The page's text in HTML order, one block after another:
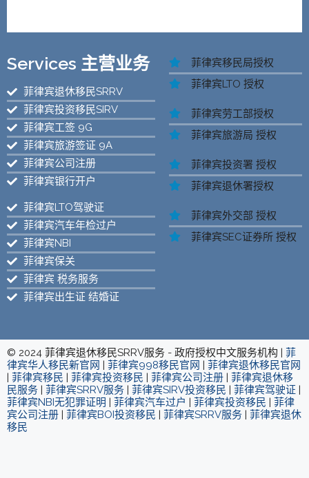
Services 主营业务
菲律宾退休移民SRRV
菲律宾投资移民SIRV
菲律宾工签 9G
菲律宾旅游签证 9A
菲律宾公司注册
菲律宾银行开户
菲律宾LTO驾驶证
菲律宾汽车年检过户
菲律宾NBI
菲律宾保关
菲律宾 税务服务
菲律宾出生证 结婚证
菲律宾移民局授权
菲律宾LTO 授权
菲律宾劳工部授权
菲律宾旅游局 授权
菲律宾投资署 授权
菲律宾退休署授权
菲律宾外交部 授权
菲律宾SEC证券所 授权
© 2024 菲律宾退休移民SRRV服务 - 政府授权中文服务机构 | 菲
律宾华人移民新官网 | 菲律宾998移民官网 | 菲律宾退休移民官网
| 菲律宾移民 | 菲律宾投资移民 | 菲律宾公司注册 | 菲律宾退休移
民服务 | 菲律宾SRRV服务 | 菲律宾SIRV投资移民 | 菲律宾驾驶证 |
菲律宾NBI无犯罪证明 | 菲律宾汽车过户 | 菲律宾投资移民 | 菲律
宾公司注册 | 菲律宾BOI投资移民 | 菲律宾SRRV服务 | 菲律宾退休
移民